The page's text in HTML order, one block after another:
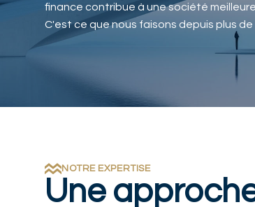
finance contribue à une société
C'est ce que nous faisons depuis plus de
NOTRE EXPERTISE
Une